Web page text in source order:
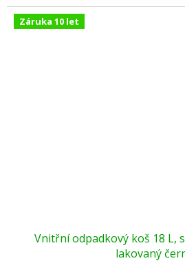
Záruka 10 let
Vnitřní odpadkový koš 18 L,
lakovaný